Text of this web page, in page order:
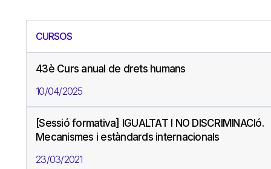
CURSOS
43è Curs anual de drets humans
10/04/2025
[Sessió formativa] IGUALTAT I NO DISCRIMINACIó.
Mecanismes i estàndards internacionals
23/03/2021